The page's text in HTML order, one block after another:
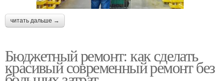
читать дальше →
Бюджетный ремонт: как сделать
красивый современный ремонт без